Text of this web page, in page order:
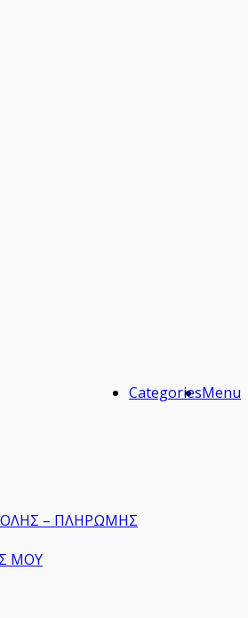
Menu
Categories
– ΠΛΗΡΩΜΗΣ
ΜΟΥ